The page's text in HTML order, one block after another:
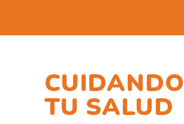
CUIDANDO
TU SALUD